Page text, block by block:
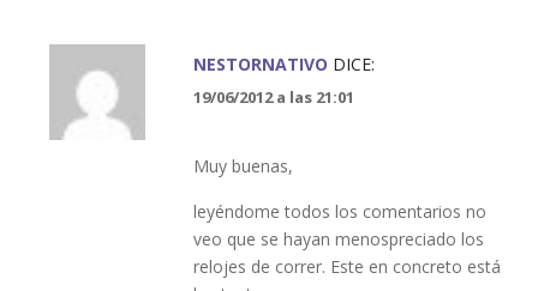
NESTORNATIVO DICE:
19/06/2012 a las 21:01
Muy buenas,
leyéndome todos los comentarios no
veo que se hayan menospreciado los
relojes de correr. Este en concreto está